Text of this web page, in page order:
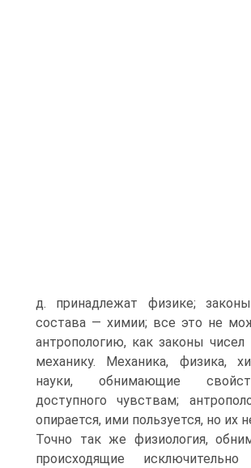
д. принадлежат физике;
состава — химии; все это не
антропологию, как законы
механику. Механика, физика,
науки, обнимающие
доступного чувствам;
опирается, ими пользуется, но их
Точно так же физиология,
происходящие